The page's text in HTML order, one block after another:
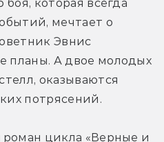
боя, которая всегда
мечтает о
Эвнис
планы. А двое молодых
оказываются
потрясений.
цикла «Верные и